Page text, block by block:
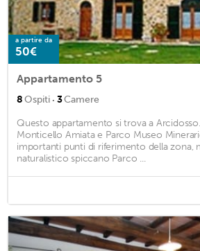
a partire da
50€
Appartamento 5
8Ospiti · 3Camere
Questo appartamento si trova a
Monticello Amiata e Parco Museo
importanti punti di riferimento della zona,
naturalistico spiccano Parco ...